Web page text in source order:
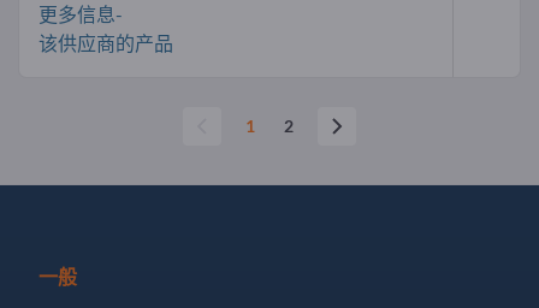
更多信息-
该供应商的产品
1 2
一般